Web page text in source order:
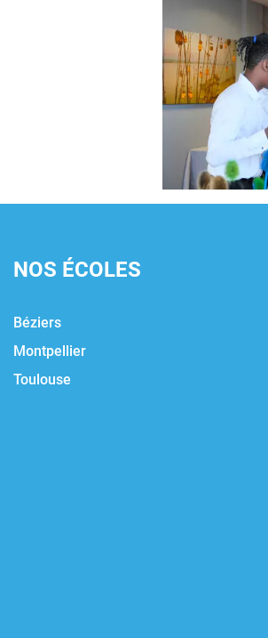
NOS ÉCOLES
Béziers
Montpellier
Toulouse